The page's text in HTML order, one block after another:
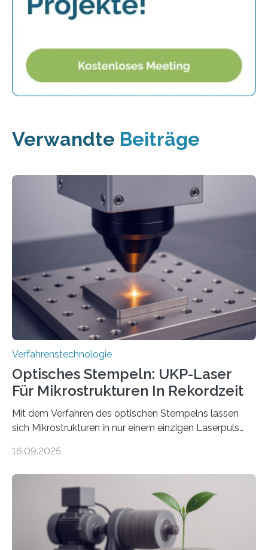
Verwandte Beiträge
Verfahrenstechnologie
Optisches Stempeln: UKP-Laser
Für Mikrostrukturen In Rekordzeit
Mit dem Verfahren des optischen Stempelns lassen
sich Mikrostrukturen in nur einem einzigen Laserpuls
zeitaufwändiges Abscannen der Fläche. Am Fraunhofer
RWTH Aachen den Strahl eines Ultrakurzpulslasers
mithilfe eines Spatial Light Modulators (SLM) exakt in
das gewünschte Muster und bringen es direkt auf die
Werkstückoberfläche. Das beschleunigt die
Bearbeitung deutlich und eröffnet neue Möglichkeiten
16.09.2025